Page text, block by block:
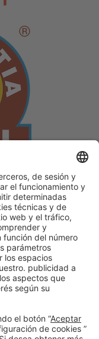
de los
Email